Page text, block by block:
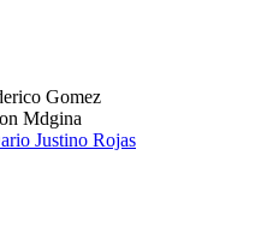
Gomez
Mdgina
Justino Rojas